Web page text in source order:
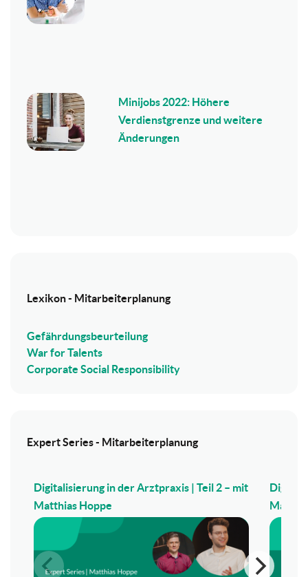
Minijobs 2022: Höhere
Verdienstgrenze und weitere
Änderungen
Lexikon - Mitarbeiterplanung
Gefährdungsbeurteilung
War for Talents
Corporate Social Responsibility
Expert Series - Mitarbeiterplanung
Digitalisierung in der Arztpraxis | Teil 2 – mit
Matthias Hoppe